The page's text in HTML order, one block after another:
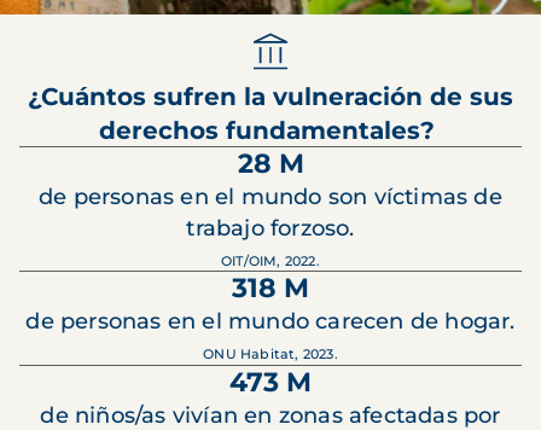
¿Cuántos sufren la vulneración de sus
derechos fundamentales?
28 M
de personas en el mundo son víctimas de
trabajo forzoso.
OIT/OIM, 2022.
318 M
de personas en el mundo carecen de hogar.
ONU Habitat, 2023.
473 M
de niños/as vivían en zonas afectadas por